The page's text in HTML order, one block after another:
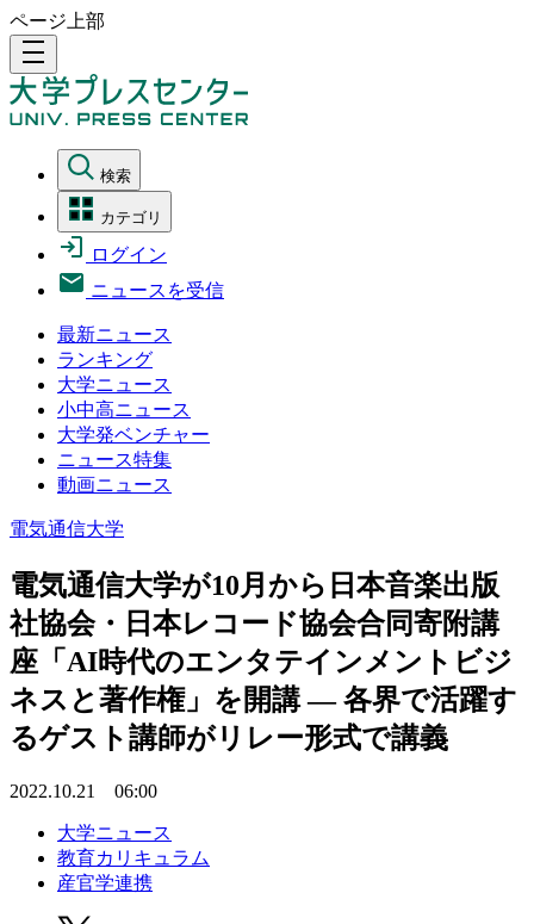
ページ上部
density_medium
検索
カテゴリ
ログイン
ニュースを受信
最新ニュース
ランキング
大学ニュース
小中高ニュース
大学発ベンチャー
ニュース特集
動画ニュース
電気通信大学
電気通信大学が10月から日本音楽出版
社協会・日本レコード協会合同寄附講
座「AI時代のエンタテインメントビジ
ネスと著作権」を開講 — 各界で活躍す
るゲスト講師がリレー形式で講義
2022.10.21 06:00
大学ニュース
教育カリキュラム
産官学連携